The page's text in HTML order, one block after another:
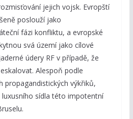
jejich vojsk. Evropští
poslouží jako
fázi konfliktu, a evropské
svá území jako cílové
údery RF v případě, že
Alespoň podle
propagandistických výkřiků,
luxusního sídla této impotentní